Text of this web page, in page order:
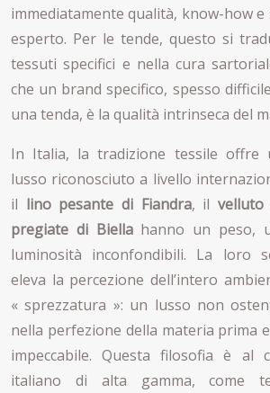
immediatamente qualità, know-how
esperto. Per le tende, questo si
tessuti specifici e nella cura
che un brand specifico, spesso
una tenda, è la qualità intrinseca del
In Italia, la tradizione tessile offre
lusso riconosciuto a livello
il lino pesante di Fiandra, il
pregiate di Biellahanno un peso,
luminosità inconfondibili. La loro
eleva la percezione dell’intero
« sprezzatura »: un lusso non
nella perfezione della materia prima
impeccabile. Questa filosofia è al
italiano di alta gamma, come